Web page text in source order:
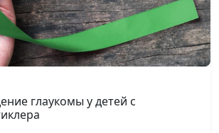
глаукомы у детей с